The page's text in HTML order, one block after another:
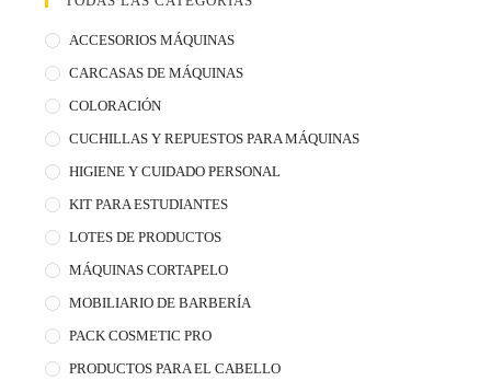
ACCESORIOS MÁQUINAS
CARCASAS DE MÁQUINAS
COLORACIÓN
CUCHILLAS Y REPUESTOS PARA MÁQUINAS
HIGIENE Y CUIDADO PERSONAL
KIT PARA ESTUDIANTES
LOTES DE PRODUCTOS
MÁQUINAS CORTAPELO
MOBILIARIO DE BARBERÍA
PACK COSMETIC PRO
PRODUCTOS PARA EL CABELLO